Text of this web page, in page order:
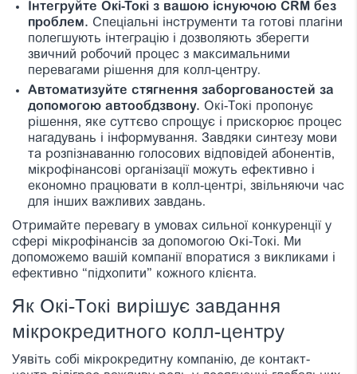
Інтегруйте Окі-Токі з вашою існуючою CRM без
проблем. Спеціальні інструменти та готові плагіни
полегшують інтеграцію і дозволяють зберегти
звичний робочий процес з максимальними
перевагами рішення для колл-центру.
Автоматизуйте стягнення заборгованостей за
допомогою автообдзвону. Окі-Токі пропонує
рішення, яке суттєво спрощує і прискорює процес
нагадувань і інформування. Завдяки синтезу мови
та розпізнаванню голосових відповідей абонентів,
мікрофінансові організації можуть ефективно і
економно працювати в колл-центрі, звільняючи час
для інших важливих завдань.
Отримайте перевагу в умовах сильної конкуренції у
сфері мікрофінансів за допомогою Окі-Токі. Ми
допоможемо вашій компанії впоратися з викликами і
ефективно “підхопити” кожного клієнта.
Як Окі-Токі вирішує завдання
мікрокредитного колл-центру
Уявіть собі мікрокредитну компанію, де контакт-